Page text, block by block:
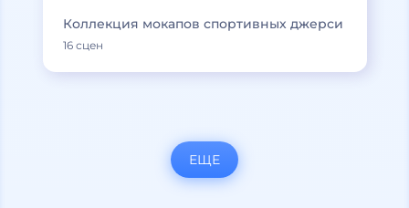
Коллекция мокапов спортивных джерси
16 сцен
ЕЩЕ